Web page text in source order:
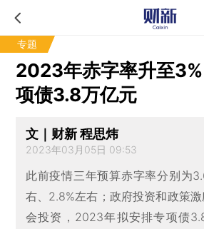
专题
2023年赤字率升至
项债3.8万亿元
文｜财新 程思炜
2023年03月05日 09:53
此前疫情三年预算赤字率分别为
右、2.8%左右；政府投资和政策
会投资，2023年拟安排专项债